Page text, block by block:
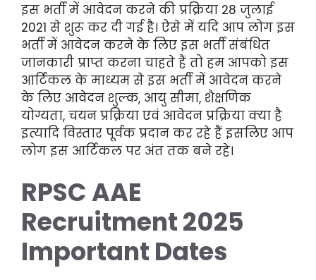
इस भर्ती में आवेदन करने की प्रक्रिया 28 जुलाई
2021 से शुरू कर दी गई है। ऐसे में यदि आप लोग इस
भर्ती में आवेदन करने के लिए इस भर्ती संबंधित
जानकारी प्राप्त करना चाहते हैं तो हम आपको इस
आर्टिकल के माध्यम से इस भर्ती में आवेदन करने
के लिए आवेदन शुल्क, आयु सीमा, शैक्षणिक
योग्यता, चयन प्रक्रिया एवं आवेदन प्रक्रिया क्या है
इत्यादि विस्तार पूर्वक प्रदान कर रहे हैं इसलिए आप
लोग इस आर्टिकल पर अंत तक बने रहे।
RPSC AAE
Recruitment 2025
Important Dates